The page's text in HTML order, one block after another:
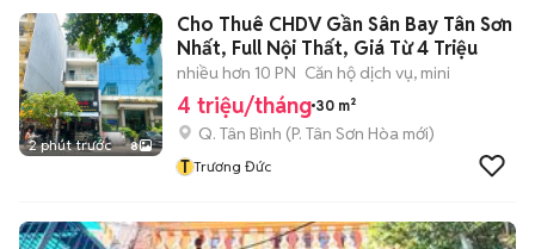
2 phút trước 8
Cho Thuê CHDV Gần Sân Bay Tân Sơn
Nhất, Full Nội Thất, Giá Từ 4 Triệu
nhiều hơn 10 PN Căn hộ dịch vụ, mini
4 triệu/tháng 30 m²
Q. Tân Bình (P. Tân Sơn Hòa mới)
T Trương Đức